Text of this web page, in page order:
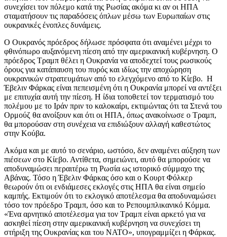
συνεχίσει τον πόλεμο κατά της Ρωσίας ακόμα κι αν οι ΗΠΑ
σταματήσουν τις παραδόσεις όπλων μέσω των Ευρωπαίων στις
ουκρανικές ένοπλες δυνάμεις.
Ο Ουκρανός πρόεδρος δήλωσε πρόσφατα ότι αναμένει μέχρι το
φθινόπωρο αυξανόμενη πίεση από την αμερικανική κυβέρνηση. Ο
πρόεδρος Τραμπ θέλει η Ουκρανία να αποδεχτεί τους ρωσικούς
όρους για κατάπαυση του πυρός και ιδίως την αποχώρηση
ουκρανικών στρατευμάτων από το ελεγχόμενο από το Κίεβο. Η
Έβελιν Φάρκας είναι πεπεισμένη ότι η Ουκρανία μπορεί να αντέξει
με επιτυχία αυτή την πίεση. Η ίδια τοποθετεί τον τερματισμό του
πολέμου με το Ιράν πριν το καλοκαίρι, εκτιμώντας ότι τα Στενά του
Ορμούζ θα ανοίξουν και ότι οι ΗΠΑ, όπως ανακοίνωσε ο Τραμπ,
θα μπορούσαν στη συνέχεια να επιδιώξουν αλλαγή καθεστώτος
στην Κούβα.
Ακόμα και με αυτό το σενάριο, ωστόσο, δεν αναμένει αύξηση των
πιέσεων στο Κίεβο. Αντίθετα, σημειώνει, αυτό θα μπορούσε να
αποδυναμώσει περαιτέρω τη Ρωσία ως ιστορικό σύμμαχο της
Αβάνας. Τόσο η Έβελιν Φάρκας όσο και ο Κουρτ Φόλκερ
θεωρούν ότι οι ενδιάμεσες εκλογές στις ΗΠΑ θα είναι σημείο
καμπής. Εκτιμούν ότι το εκλογικό αποτέλεσμα θα αποδυναμώσει
τόσο τον πρόεδρο Τραμπ, όσο και το Ρεπουμπλικανικό Κόμμα.
«Ένα αρνητικό αποτέλεσμα για τον Τραμπ είναι αρκετό για να
ασκηθεί πίεση στην αμερικανική κυβέρνηση να συνεχίσει τη
στήριξη της Ουκρανίας και του ΝΑΤΟ», υπογραμμίζει η Φάρκας.